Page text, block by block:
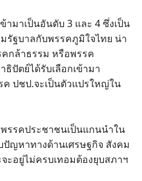
ามาเป็นอันดับ 3 และ 4 ซึ่งเป็น
รัฐบาลกับพรรคภูมิใจไทย น่า
คกล้าธรรม หรือพรรค
ปัตย์ได้รับเลือกเข้ามา
ปชป.จะเป็นตัวแปรใหญ่ใน
รรคประชาชนเป็นแกนนำใน
ปัญหาทางด้านเศรษฐกิจ สังคม
อยู่ไม่ครบเทอมต้องยุบสภาฯ